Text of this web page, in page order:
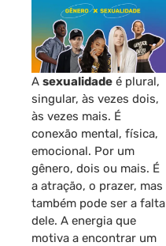
A sexualidade é plural,
singular, às vezes dois,
às vezes mais. É
conexão mental, física,
emocional. Por um
gênero, dois ou mais. É
a atração, o prazer, mas
também pode ser a falta
dele. A energia que
motiva a encontrar um